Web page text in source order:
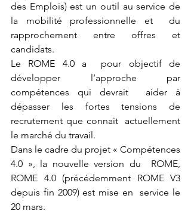
des Emplois) est un outil au service de
la mobilité professionnelle et  du
rapprochement entre offres et
candidats.
Le ROME 4.0 a  pour objectif de
développer l’approche par
compétences qui devrait  aider à
dépasser les fortes tensions de
recrutement que connait  actuellement
le marché du travail.
Dans le cadre du projet « Compétences
4.0 », la nouvelle version du  ROME,
ROME 4.0 (précédemment ROME V3
depuis fin 2009) est mise en  service le
20 mars.